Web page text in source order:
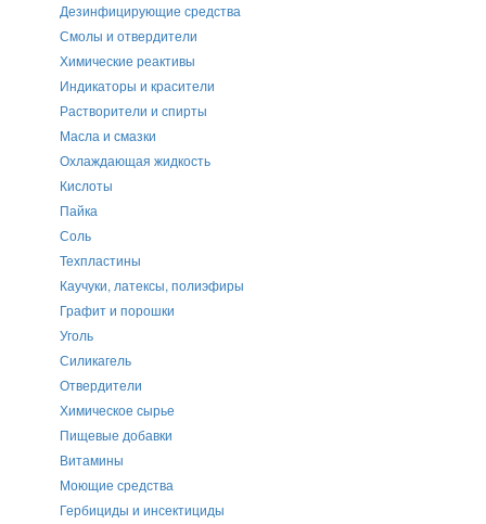
Дезинфицирующие средства
Смолы и отвердители
Химические реактивы
Индикаторы и красители
Растворители и спирты
Масла и смазки
Охлаждающая жидкость
Кислоты
Пайка
Соль
Техпластины
Каучуки, латексы, полиэфиры
Графит и порошки
Уголь
Силикагель
Отвердители
Химическое сырье
Пищевые добавки
Витамины
Моющие средства
Гербициды и инсектициды